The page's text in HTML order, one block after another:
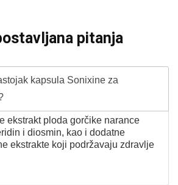
pitanja
kapsula Sonixine za
ekstrakt ploda gorčike narance
i diosmin, kao i dodatne
ekstrakte koji podržavaju zdravlje